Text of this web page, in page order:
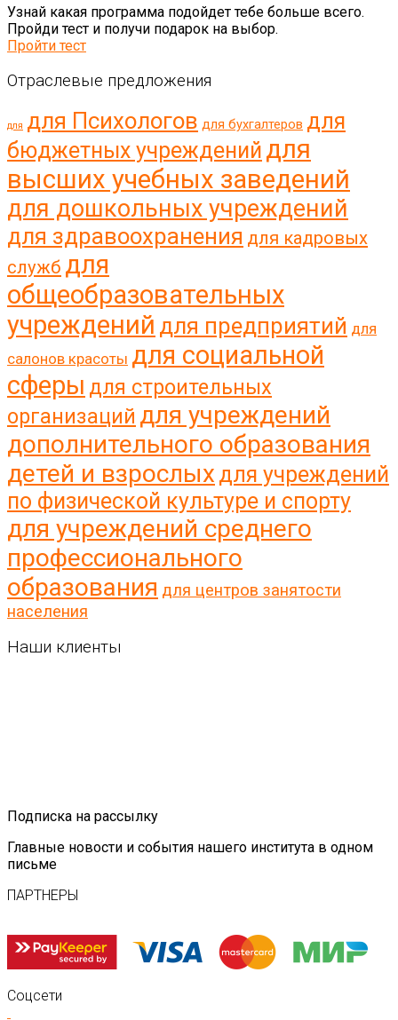
Узнай какая программа подойдет тебе больше всего.
Пройди тест и получи подарок на выбор.
Пройти тест
Отраслевые предложения
для для Психологов для бухгалтеров для
бюджетных учреждений для
высших учебных заведений
для дошкольных учреждений
для здравоохранения для кадровых
служб для
общеобразовательных
учреждений для предприятий для
салонов красоты для социальной
сферы для строительных
организаций для учреждений
дополнительного образования
детей и взрослых для учреждений
по физической культуре и спорту
для учреждений среднего
профессионального
образования для центров занятости
населения
Наши клиенты
Подписка на рассылку
Главные новости и события нашего института в одном
письме
ПАРТНЕРЫ
Соцсети